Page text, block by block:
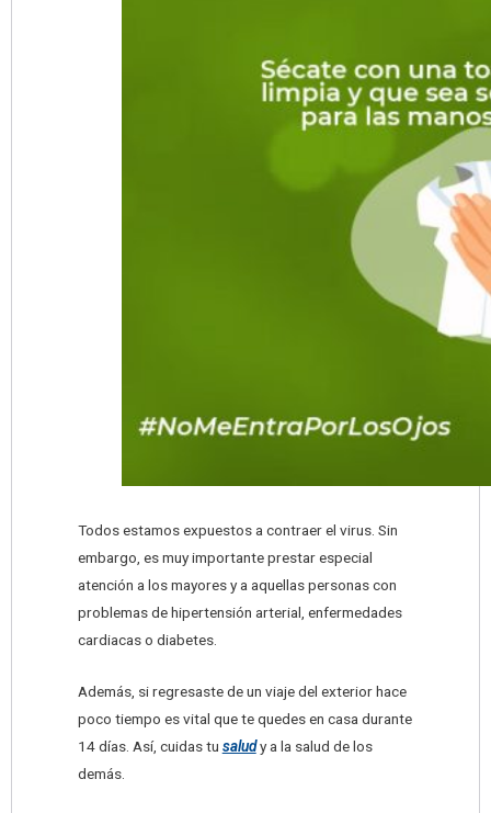
Todos estamos expuestos a contraer el virus. Sin
embargo, es muy importante prestar especial
atención a los mayores y a aquellas personas con
problemas de hipertensión arterial, enfermedades
cardiacas o diabetes.
Además, si regresaste de un viaje del exterior hace
poco tiempo es vital que te quedes en casa durante
14 días. Así, cuidas tu saludy a la salud de los
demás.